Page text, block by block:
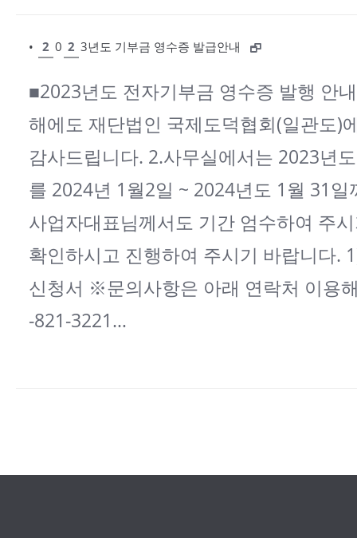
• 2 0 2 3년도 기부금 영수증 발급안내
■2023년도 전자기부금 영수증 발행 안
해에도 재단법인 국제도덕협회(일관도)
감사드립니다. 2.사무실에서는 2023년
를 2024년 1월2일 ~ 2024년도 1월 31
사업자대표님께서도 기간 엄수하여 주
확인하시고 진행하여 주시기 바랍니다.
신청서 ※문의사항은 아래 연락처 이용
-821-3221…